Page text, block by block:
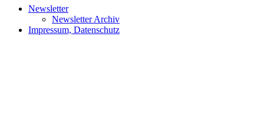
Newsletter
Newsletter Archiv
Impressum, Datenschutz